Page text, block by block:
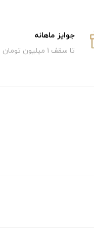
جوایز ماهانه
تا سقف 1 میلیون تومان